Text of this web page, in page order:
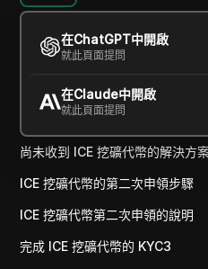
在ChatGPT中開啟
就此頁面提問
在Claude中開啟
就此頁面提問
傑西卡沃德爾
2024年12月 1 分鐘 閱讀
Copy Link
尚未收到 ICE 挖礦代幣的解決方
ICE 挖礦代幣的第二次申領步驟
ICE 挖礦代幣第二次申領的說明
完成 ICE 挖礦代幣的 KYC3